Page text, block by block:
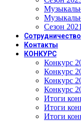
Сезон 2021
Сотрудничество
Контакты
КОНКУРС
Конкурс
Конкурс
Конкурс
Конкурс
Итоги
Итоги
Итоги